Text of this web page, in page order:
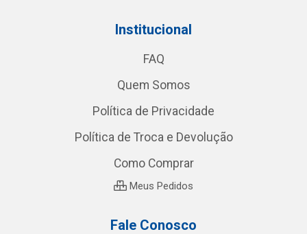
Institucional
FAQ
Quem Somos
Política de Privacidade
Política de Troca e Devolução
Como Comprar
Meus Pedidos
Fale Conosco